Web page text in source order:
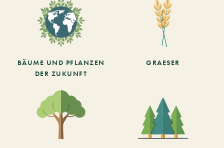
BÄUME UND PFLANZEN
DER ZUKUNFT
GRAESER